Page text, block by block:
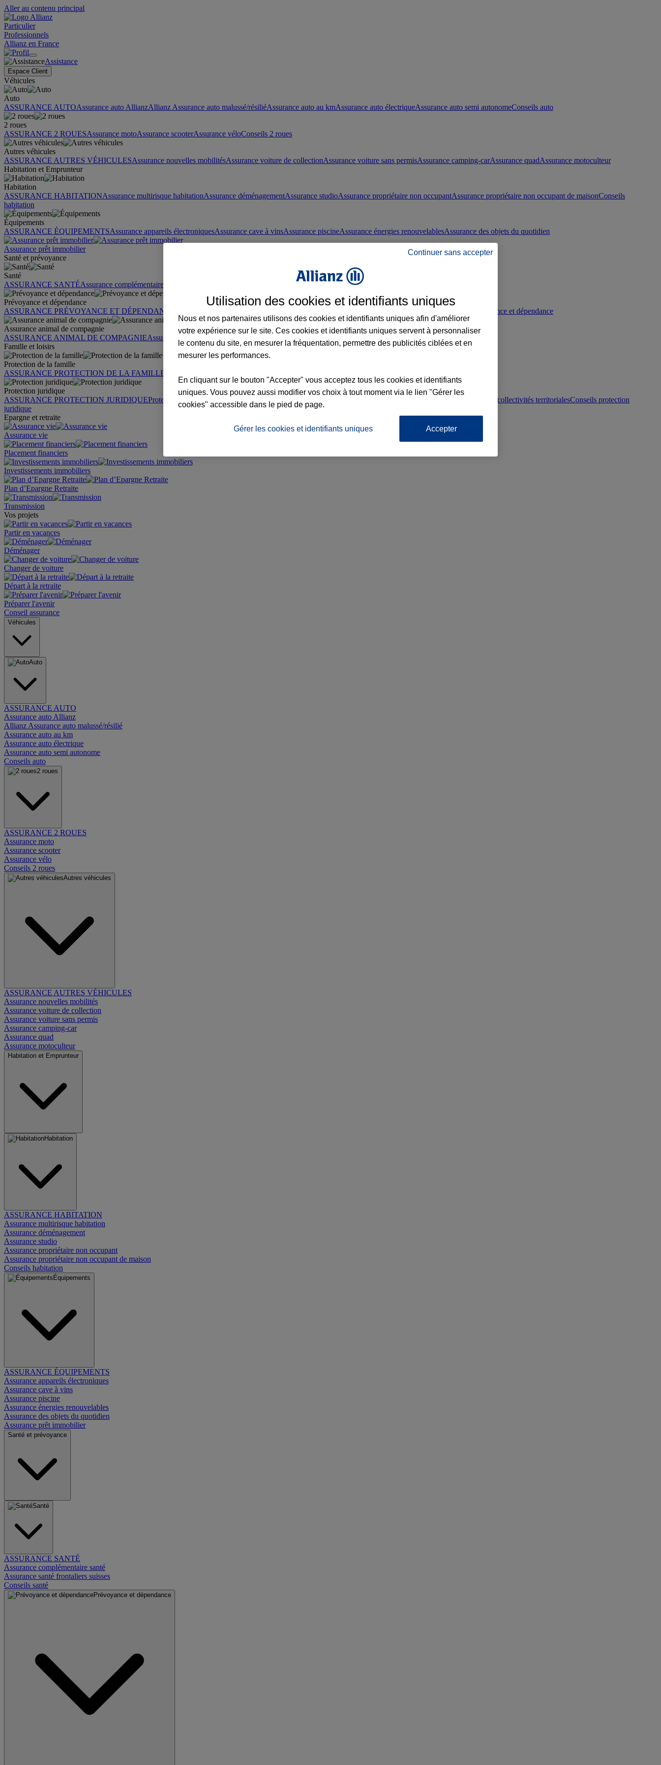
Aller au contenu principal
Particulier
Professionnels
Allianz en France
Assistance
Espace Client
Véhicules
Auto
ASSURANCE AUTOAssurance auto AllianzAllianz Assurance auto malussé/résiliéAssurance auto au kmAssurance auto électriqueAssurance auto semi autonomeConseils auto
2 roues
ASSURANCE 2 ROUESAssurance motoAssurance scooterAssurance véloConseils 2 roues
Autres véhicules
ASSURANCE AUTRES VÉHICULESAssurance nouvelles mobilitésAssurance voiture de collectionAssurance voiture sans permisAssurance camping-carAssurance quadAssurance motoculteur
Habitation et Emprunteur
Habitation
ASSURANCE HABITATIONAssurance multirisque habitationAssurance déménagementAssurance studioAssurance propriétaire non occupantAssurance propriétaire non occupant de maisonConseils
habitation
Équipements
ASSURANCE ÉQUIPEMENTSAssurance appareils électroniquesAssurance cave à vinsAssurance piscineAssurance énergies renouvelablesAssurance des objets du quotidien
Assurance prêt immobilier
Santé et prévoyance
Santé
ASSURANCE SANTÉAssurance complémentaire santé Conseils santé
Prévoyance et dépendance
ASSURANCE PRÉVOYANCE ET DÉPENDANCE
Conseils prévoyance et dépendance
Assurance animal de compagnie
ASSURANCE ANIMAL DE COMPAGNIEAssurance chien Assurance chat
Conseils animal de compagnie
Famille et loisirs
Protection de la famille
ASSURANCE PROTECTION DE LA FAMILLE
Protection juridique
ASSURANCE PROTECTION JURIDIQUEProtection juridique particuliers Protection juridique immobilière Protection juridique collectivités territorialesConseils protection
juridique
Epargne et retraite
Assurance vie
Placement financiers
Investissements immobiliers
Plan d’Epargne Retraite
Transmission
Vos projets
Partir en vacances
Déménager
Changer de voiture
Départ à la retraite
Préparer l'avenir
Conseil assurance
Véhicules
Auto
ASSURANCE AUTO
Assurance auto Allianz
Allianz Assurance auto malussé/résilié
Assurance auto au km
Assurance auto électrique
Assurance auto semi autonome
Conseils auto
2 roues
ASSURANCE 2 ROUES
Assurance moto
Assurance scooter
Assurance vélo
Conseils 2 roues
Autres véhicules
ASSURANCE AUTRES VÉHICULES
Assurance nouvelles mobilités
Assurance voiture de collection
Assurance voiture sans permis
Assurance camping-car
Assurance quad
Assurance motoculteur
Habitation et Emprunteur
Habitation
ASSURANCE HABITATION
Assurance multirisque habitation
Assurance déménagement
Assurance studio
Assurance propriétaire non occupant
Assurance propriétaire non occupant de maison
Conseils habitation
Équipements
ASSURANCE ÉQUIPEMENTS
Assurance appareils électroniques
Assurance cave à vins
Assurance piscine
Assurance énergies renouvelables
Assurance des objets du quotidien
Assurance prêt immobilier
Santé et prévoyance
Santé
ASSURANCE SANTÉ
Assurance complémentaire santé
Assurance santé frontaliers suisses
Conseils santé
Prévoyance et dépendance
Continuer sans accepter
Utilisation des cookies et identifiants uniques
Nous et nos partenaires utilisons des cookies et identifiants uniques afin d'améliorer
votre expérience sur le site. Ces cookies et identifiants uniques servent à personnaliser
le contenu du site, en mesurer la fréquentation, permettre des publicités ciblées et en
mesurer les performances.
En cliquant sur le bouton "Accepter" vous acceptez tous les cookies et identifiants
uniques. Vous pouvez aussi modifier vos choix à tout moment via le lien "Gérer les
cookies" accessible dans le pied de page.
Gérer les cookies et identifiants uniques Accepter